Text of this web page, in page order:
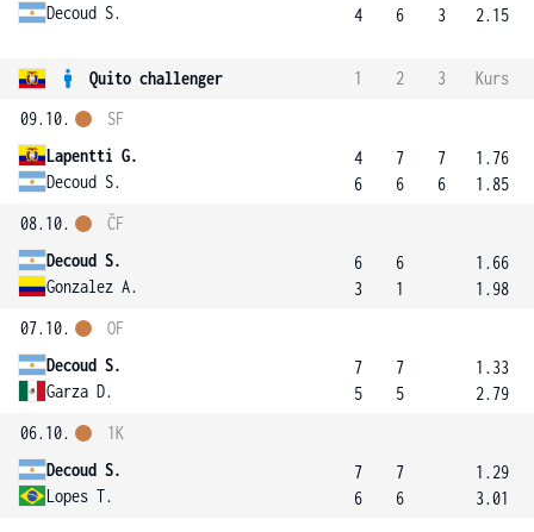
Decoud S.
4
6
3
2.15
Quito challenger 1 2 3
Kurs
09.10.
Lapentti G.
Decoud S.
SF
4
6
7
6
7
6
1.76
1.85
08.10.
Decoud S.
Gonzalez A.
ČF
6
3
6
1
1.66
1.98
07.10.
Decoud S.
Garza D.
OF
7
5
7
5
1.33
2.79
06.10.
Decoud S.
Lopes T.
1K
7
6
7
6
1.29
3.01